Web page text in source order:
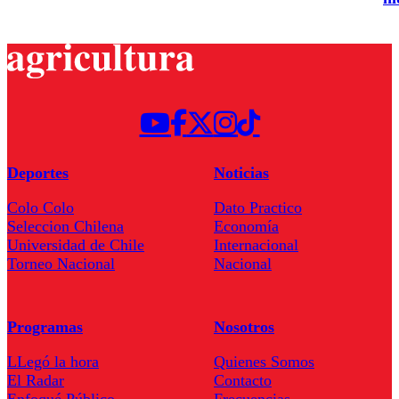
Deportes
Colo Colo
Seleccion Chilena
Universidad de Chile
Torneo Nacional
Noticias
Dato Practico
Economía
Internacional
Nacional
Programas
LLegó la hora
El Radar
Nosotros
Quienes Somos
Contacto